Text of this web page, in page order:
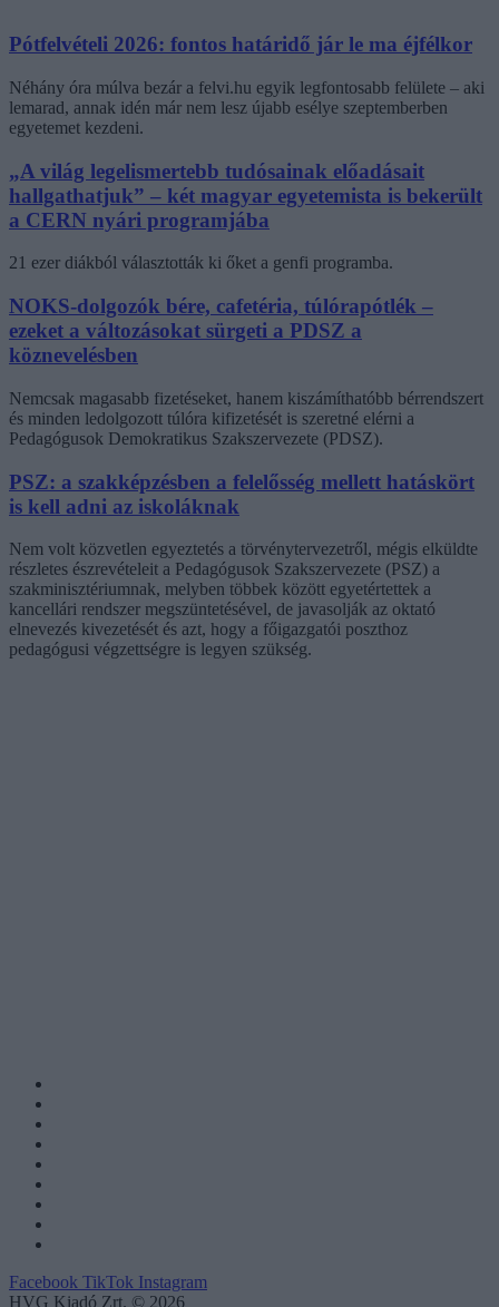
Pótfelvételi 2026: fontos határidő jár le ma éjfélkor
Néhány óra múlva bezár a felvi.hu egyik legfontosabb felülete – aki
lemarad, annak idén már nem lesz újabb esélye szeptemberben
egyetemet kezdeni.
„A világ legelismertebb tudósainak előadásait
hallgathatjuk” – két magyar egyetemista is bekerült
a CERN nyári programjába
21 ezer diákból választották ki őket a genfi programba.
NOKS-dolgozók bére, cafetéria, túlórapótlék –
ezeket a változásokat sürgeti a PDSZ a
köznevelésben
Nemcsak magasabb fizetéseket, hanem kiszámíthatóbb bérrendszert
és minden ledolgozott túlóra kifizetését is szeretné elérni a
Pedagógusok Demokratikus Szakszervezete (PDSZ).
PSZ: a szakképzésben a felelősség mellett hatáskört
is kell adni az iskoláknak
Nem volt közvetlen egyeztetés a törvénytervezetről, mégis elküldte
részletes észrevételeit a Pedagógusok Szakszervezete (PSZ) a
szakminisztériumnak, melyben többek között egyetértettek a
kancellári rendszer megszüntetésével, de javasolják az oktató
elnevezés kivezetését és azt, hogy a főigazgatói poszthoz
pedagógusi végzettségre is legyen szükség.
Facebook TikTok Instagram
HVG Kiadó Zrt. © 2026